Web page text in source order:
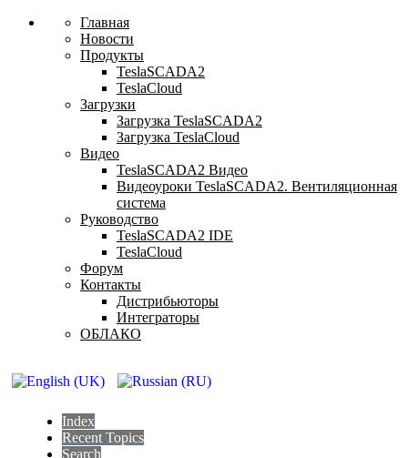
Главная
Новости
Продукты
TeslaSCADA2
TeslaCloud
Загрузки
Загрузка TeslaSCADA2
Загрузка TeslaCloud
Видео
TeslaSCADA2 Видео
Видеоуроки TeslaSCADA2. Вентиляционная
система
Руководство
TeslaSCADA2 IDE
TeslaCloud
Форум
Контакты
Дистрибьюторы
Интеграторы
ОБЛАКО
Index
Recent Topics
Search